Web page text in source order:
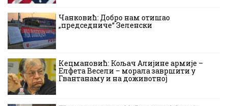
Чанковић: Добро нам отишао
„председниче“ Зеленски
Кецмановић: Кољач Алијине армије –
Елфета Весели – морала завршити у
Гвантанаму и на доживотној